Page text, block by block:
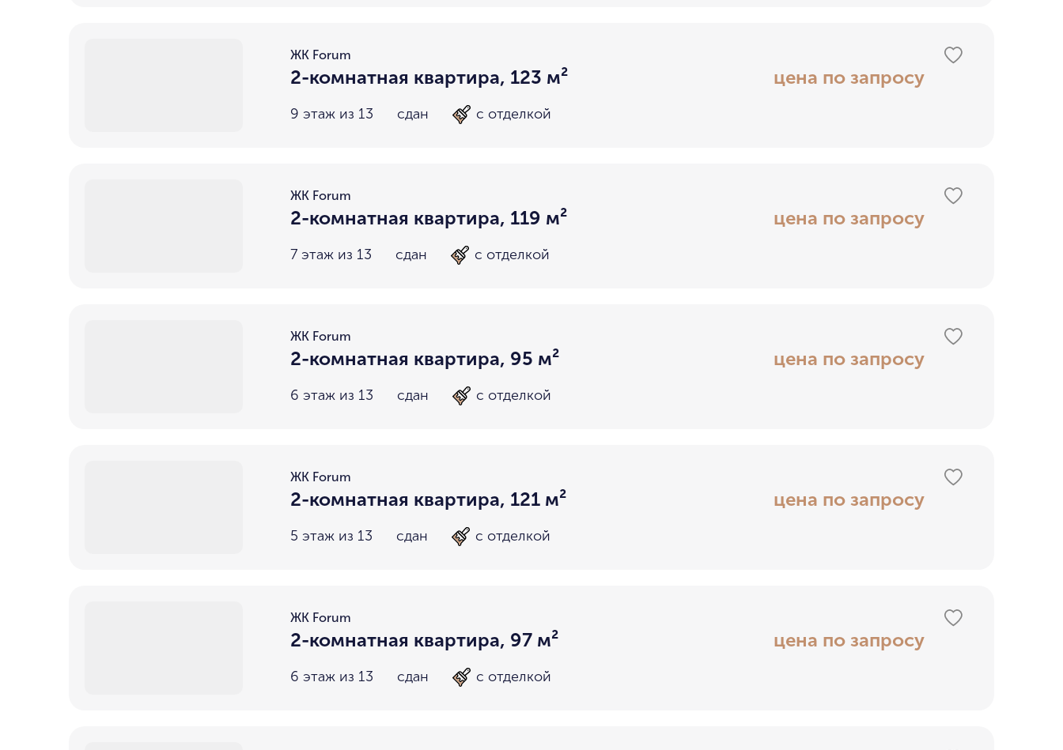
ЖК Forum
2-комнатная квартира, 123 м²
9 этаж из 13 сдан с отделкой
цена по запросу
ЖК Forum
2-комнатная квартира, 119 м²
7 этаж из 13 сдан с отделкой
цена по запросу
ЖК Forum
2-комнатная квартира, 95 м²
6 этаж из 13 сдан с отделкой
цена по запросу
ЖК Forum
2-комнатная квартира, 121 м²
5 этаж из 13 сдан с отделкой
цена по запросу
ЖК Forum
2-комнатная квартира, 97 м²
6 этаж из 13 сдан с отделкой
цена по запросу